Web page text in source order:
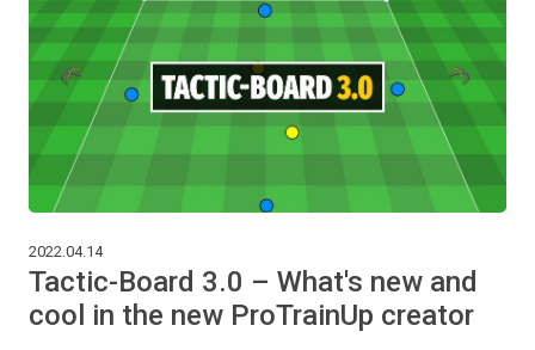
2022.04.14
Tactic-Board 3.0 – What's new and
cool in the new ProTrainUp creator